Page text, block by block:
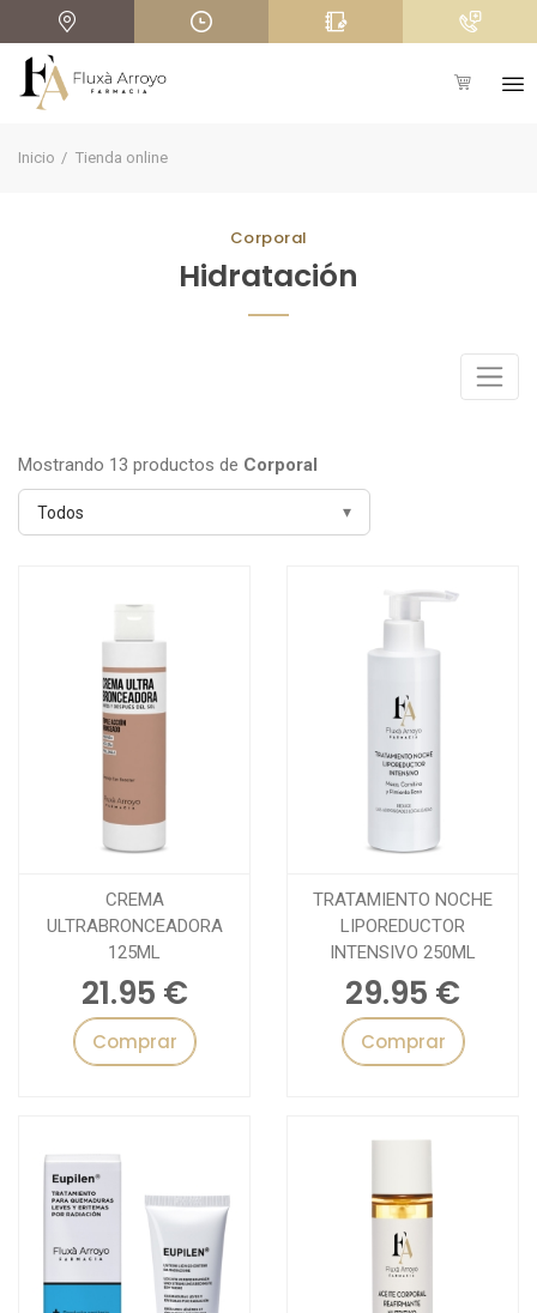
Inicio Tienda online
Corporal
Hidratación
Mostrando 13 productos de Corporal
CREMA
ULTRABRONCEADORA
125ML
21.95 €
Comprar
TRATAMIENTO NOCHE
LIPOREDUCTOR
INTENSIVO 250ML
29.95 €
Comprar